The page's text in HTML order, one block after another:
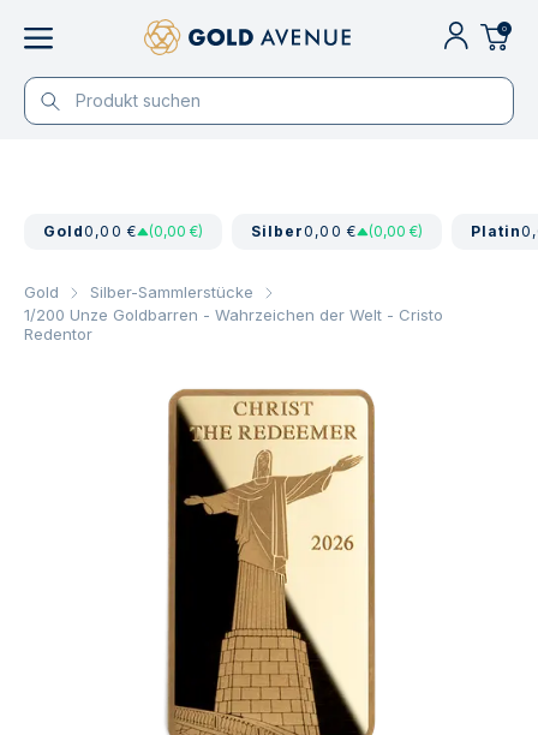
0
Gold0,00 € (0,00 €) Silber0,00 € (0,00 €) Platin
Gold
Silber-Sammlerstücke
1/200 Unze Goldbarren - Wahrzeichen der Welt - Cristo
Redentor